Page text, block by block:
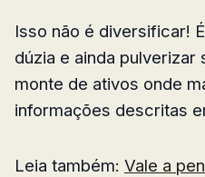
Isso não é diversificar!
dúzia e ainda pulverizar
monte de ativos onde
informações descritas
Leia também: Vale a